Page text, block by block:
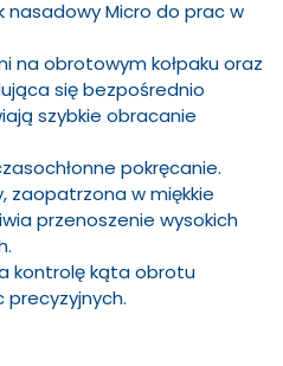
nasadowy Micro do prac w
na obrotowym kołpaku oraz
się bezpośrednio
szybkie obracanie
pokręcanie.
zaopatrzona w miękkie
przenoszenie wysokich
kontrolę kąta obrotu